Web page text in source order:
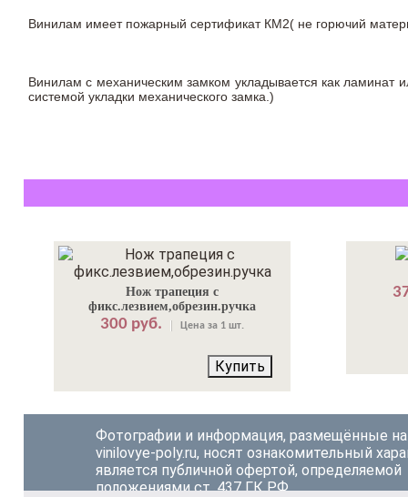
Винилам имеет пожарный сертификат КМ2( не горючий
Винилам с механическим замком укладывается как ламинат
системой укладки механического замка.)
Нож трапеция с
фикс.лезвием,обрезин.ручка
300 руб. Цена за 1 шт.
Купить
Фотографии и информация, размещённые на
vinilovye-poly.ru, носят ознакомительный
является публичной офертой, определяемой
положениями ст. 437 ГК РФ.